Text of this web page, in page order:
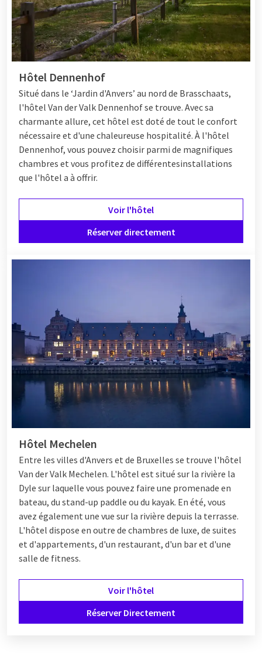
Hôtel Dennenhof
Situé dans le ‘Jardin d'Anvers’ au nord de Brasschaats,
l'hôtel Van der Valk Dennenhof se trouve. Avec sa
charmante allure, cet hôtel est doté de tout le confort
nécessaire et d'une chaleureuse hospitalité. À l'hôtel
Dennenhof, vous pouvez choisir parmi de magnifiques
chambres et vous profitez de différentesinstallations
que l'hôtel a à offrir.
Voir l'hôtel
Réserver directement
Hôtel Mechelen
Entre les villes d'Anvers et de Bruxelles se trouve l'hôtel
Van der Valk Mechelen. L'hôtel est situé sur la rivière la
Dyle sur laquelle vous pouvez faire une promenade en
bateau, du stand-up paddle ou du kayak. En été, vous
avez également une vue sur la rivière depuis la terrasse.
L'hôtel dispose en outre de chambres de luxe, de suites
et d'appartements, d'un restaurant, d'un bar et d'une
salle de fitness.
Voir l'hôtel
Réserver Directement